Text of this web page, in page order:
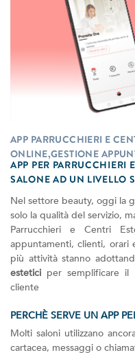
APP PARRUCCHIERI E
ONLINE,GESTIONE
APP PER PARRUCCHIERI
SALONE AD UN LIVELLO
Nel settore beauty, oggi la
solo la qualità del servizio,
Parrucchieri e Centri
appuntamenti, clienti, orari
più attività stanno
estetici per semplificare il
cliente
PERCHÈ SERVE UN APP
Molti saloni utilizzano
cartacea, messaggi o